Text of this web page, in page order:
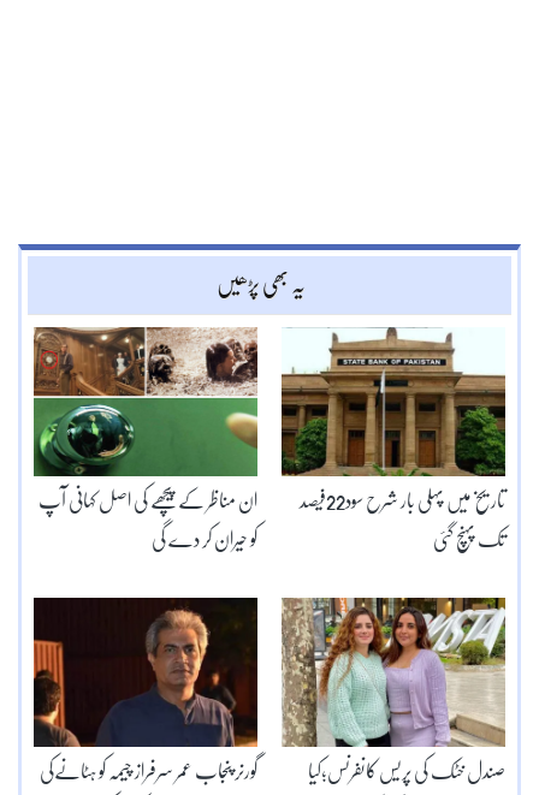
یہ بھی پڑھیں
ان مناظر کے پیچھے کی اصل کہانی آپ
کو حیران کر دے گی
تاریخ میں پہلی بار شرح سود22فیصد
تک پہنچ گئی
گورنر پنجاب عمر سرفراز چیمہ کو ہٹانےکی صندل خٹک کی پریس کانفرنس؛کیا